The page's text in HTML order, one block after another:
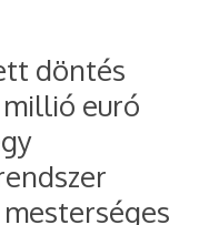
döntés
millió euró